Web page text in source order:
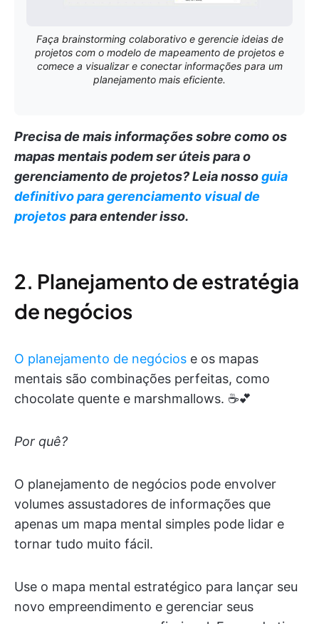
Faça brainstorming colaborativo e gerencie ideias de
projetos com o modelo de mapeamento de projetos e
comece a visualizar e conectar informações para um
planejamento mais eficiente.
Precisa de mais informações sobre como os
mapas mentais podem ser úteis para o
gerenciamento de projetos?Leia nossoguia
definitivo para gerenciamento visual de
projetos para entender isso.
2. Planejamento de estratégia
de negócios
O planejamento de negócios e os mapas
mentais são combinações perfeitas, como
chocolate quente e marshmallows. ☕️💕
Por quê?
O planejamento de negócios pode envolver
volumes assustadores de informações que
apenas um mapa mental simples pode lidar e
tornar tudo muito fácil.
Use o mapa mental estratégico para lançar seu
novo empreendimento e gerenciar seus